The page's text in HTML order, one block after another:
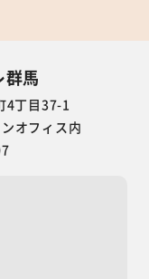
馬
4丁目37-1
オフィス内